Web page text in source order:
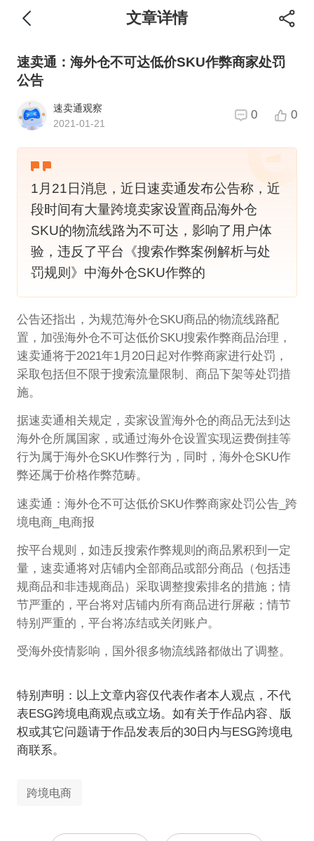
文章详情
速卖通：海外仓不可达低价SKU作弊商家处罚
公告
速卖通观察
2021-01-21
0 0
1月21日消息，近日速卖通发布公告称，近
段时间有大量跨境卖家设置商品海外仓
SKU的物流线路为不可达，影响了用户体
验，违反了平台《搜索作弊案例解析与处
罚规则》中海外仓SKU作弊的
公告还指出，为规范海外仓SKU商品的物流线路配
置，加强海外仓不可达低价SKU搜索作弊商品治理，
速卖通将于2021年1月20日起对作弊商家进行处罚，
采取包括但不限于搜索流量限制、商品下架等处罚措
施。
据速卖通相关规定，卖家设置海外仓的商品无法到达
海外仓所属国家，或通过海外仓设置实现运费倒挂等
行为属于海外仓SKU作弊行为，同时，海外仓SKU作
弊还属于价格作弊范畴。
速卖通：海外仓不可达低价SKU作弊商家处罚公告_跨
境电商_电商报
按平台规则，如违反搜索作弊规则的商品累积到一定
量，速卖通将对店铺内全部商品或部分商品（包括违
规商品和非违规商品）采取调整搜索排名的措施；情
节严重的，平台将对店铺内所有商品进行屏蔽；情节
特别严重的，平台将冻结或关闭账户。
受海外疫情影响，国外很多物流线路都做出了调整。
特别声明：以上文章内容仅代表作者本人观点，不代
表ESG跨境电商观点或立场。如有关于作品内容、版
权或其它问题请于作品发表后的30日内与ESG跨境电
商联系。
跨境电商